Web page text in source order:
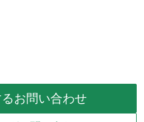
お問い合わせ